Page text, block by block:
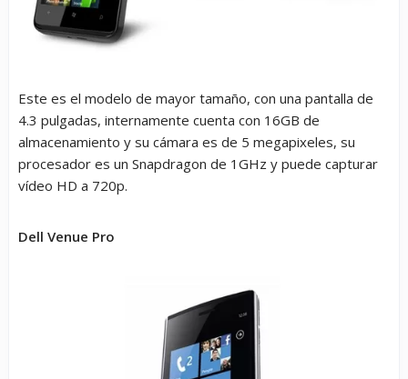
Este es el modelo de mayor tamaño, con una pantalla de
4.3 pulgadas, internamente cuenta con 16GB de
almacenamiento y su cámara es de 5 megapixeles, su
procesador es un Snapdragon de 1GHz y puede capturar
vídeo HD a 720p.
Dell Venue Pro